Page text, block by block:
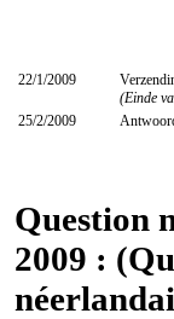
22/1/2009
(Einde
25/2/2009
Question
2009 :